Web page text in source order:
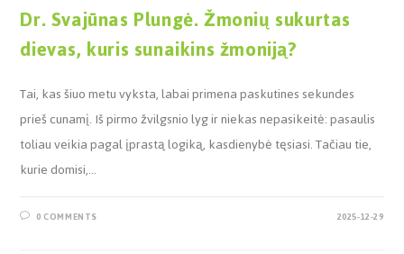
Dr. Svajūnas Plungė. Žmonių sukurtas
dievas, kuris sunaikins žmoniją?
Tai, kas šiuo metu vyksta, labai primena paskutines sekundes
prieš cunamį. Iš pirmo žvilgsnio lyg ir niekas nepasikeitė: pasaulis
toliau veikia pagal įprastą logiką, kasdienybė tęsiasi. Tačiau tie,
kurie domisi,…
0 COMMENTS 2025-12-29